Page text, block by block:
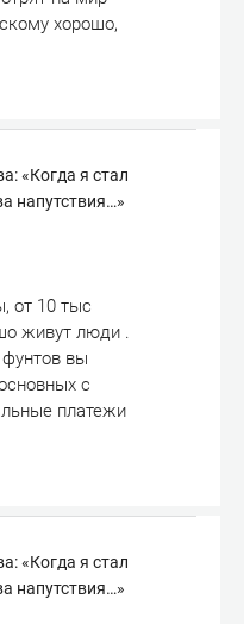
хорошо,
«Когда я стал
напутствия…»
от 10 тыс
живут люди .
вы
с
платежи
«Когда я стал
напутствия…»